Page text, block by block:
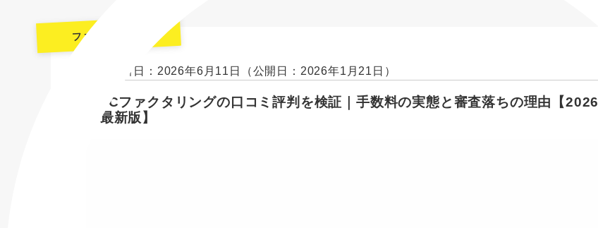
ファクタリング
最終更新日：2026年6月11日 （公開日：2026年1月21日）
DMCファクタリングの口コミ評判を検証｜手数料の実態と審査落ちの理由【2026
年最新版】